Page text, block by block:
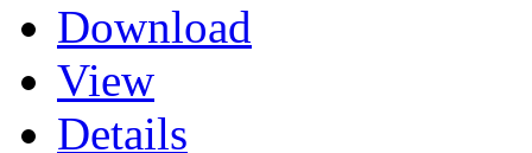
Download
View
Details